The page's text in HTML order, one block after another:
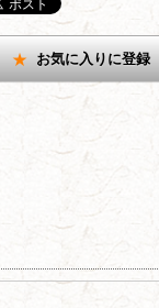
お気に入りに登録